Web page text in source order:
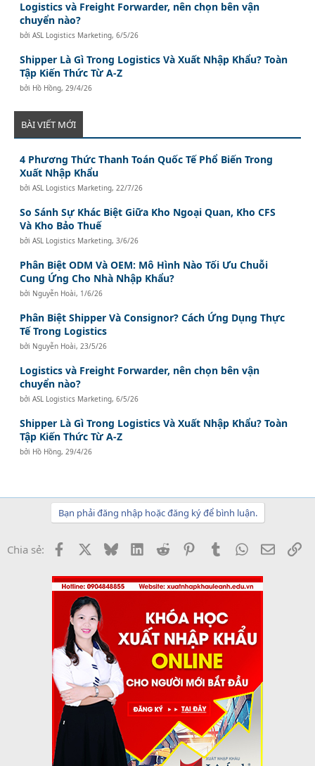
Logistics và Freight Forwarder, nên chọn bên vận
chuyển nào?
bởiASL Logistics Marketing,6/5/26
Shipper Là Gì Trong Logistics Và Xuất Nhập Khẩu? Toàn
Tập Kiến Thức Từ A-Z
bởi Hồ Hồng, 29/4/26
BÀI VIẾT MỚI
4 Phương Thức Thanh Toán Quốc Tế Phổ Biến Trong
Xuất Nhập Khẩu
bởiASL Logistics Marketing, 22/7/26
So Sánh Sự Khác Biệt Giữa Kho Ngoại Quan, Kho CFS
Và Kho Bảo Thuế
bởiASL Logistics Marketing,3/6/26
Phân Biệt ODM Và OEM: Mô Hình Nào Tối Ưu Chuỗi
Cung Ứng Cho Nhà Nhập Khẩu?
bởi Nguyễn Hoài, 1/6/26
Phân Biệt Shipper Và Consignor? Cách Ứng Dụng Thực
Tế Trong Logistics
bởi Nguyễn Hoài, 23/5/26
Logistics và Freight Forwarder, nên chọn bên vận
chuyển nào?
bởiASL Logistics Marketing,6/5/26
Shipper Là Gì Trong Logistics Và Xuất Nhập Khẩu? Toàn
Tập Kiến Thức Từ A-Z
bởi Hồ Hồng, 29/4/26
Bạn phải đăng nhập hoặc đăng ký để bình luận.
Chia sẻ: Facebook BlueskyLinkedInReddit PinterestTumblrWhatsApp
Email